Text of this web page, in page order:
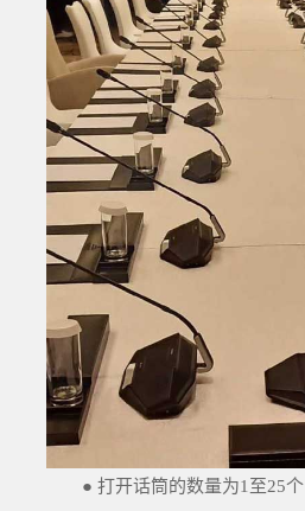
● 打开话筒的数量为1至25个